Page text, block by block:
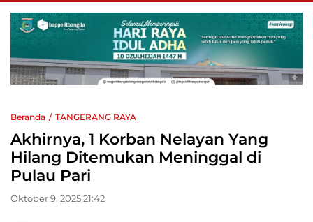
Beranda TANGERANG RAYA
Akhirnya, 1 Korban Nelayan Yang
Hilang Ditemukan Meninggal di
Pulau Pari
Oktober 9, 2025 21:42